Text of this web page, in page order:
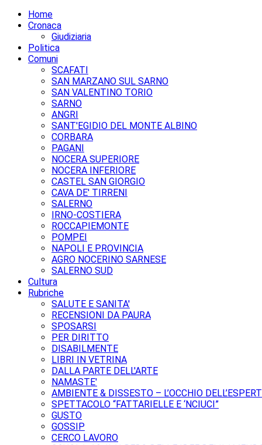
Home
Cronaca
Giudiziaria
Politica
Comuni
SCAFATI
SAN MARZANO SUL SARNO
SAN VALENTINO TORIO
SARNO
ANGRI
SANT'EGIDIO DEL MONTE ALBINO
CORBARA
PAGANI
NOCERA SUPERIORE
NOCERA INFERIORE
CASTEL SAN GIORGIO
CAVA DE' TIRRENI
SALERNO
IRNO-COSTIERA
ROCCAPIEMONTE
POMPEI
NAPOLI E PROVINCIA
AGRO NOCERINO SARNESE
SALERNO SUD
Cultura
Rubriche
SALUTE E SANITA'
RECENSIONI DA PAURA
SPOSARSI
PER DIRITTO
DISABILMENTE
LIBRI IN VETRINA
DALLA PARTE DELL'ARTE
NAMASTE'
AMBIENTE & DISSESTO – L’OCCHIO
SPETTACOLO “FATTARIELLE E ‘NCIUCI”
GUSTO
GOSSIP
CERCO LAVORO